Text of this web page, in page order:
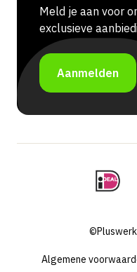
Meld je aan voor
exclusieve
Aanmelden
Algemene